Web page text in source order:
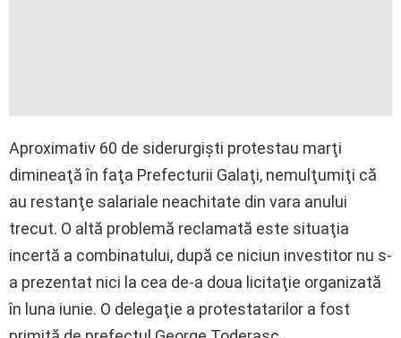
Aproximativ 60 de siderurgişti protestau marţi
dimineaţă în faţa Prefecturii Galaţi, nemulţumiţi că
au restanţe salariale neachitate din vara anului
trecut. O altă problemă reclamată este situaţia
incertă a combinatului, după ce niciun investitor nu s-
a prezentat nici la cea de-a doua licitaţie organizată
în luna iunie. O delegaţie a protestatarilor a fost